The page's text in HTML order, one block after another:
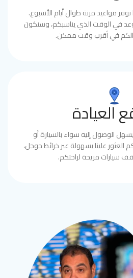
مواعيد مرنة طوال أيام الأسبوع.
في الوقت الذي يناسبكم، وسنكون
في أقرب وقت ممكن.
العيادة
الوصول إليه سواء بالسيارة أو
العثور علينا بسهولة عبر خرائط جوجل،
سيارات مريحة لراحتكم.